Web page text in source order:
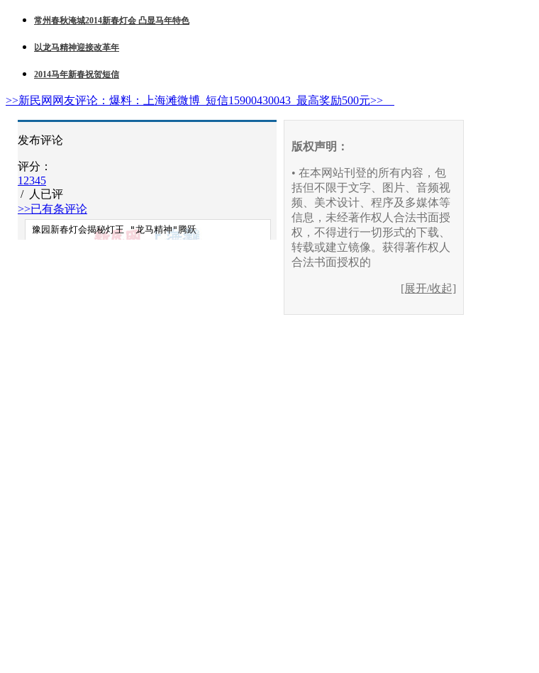
常州春秋淹城2014新春灯会 凸显马年特色
以龙马精神迎接改革年
2014马年新春祝贺短信
>>新民网网友评论： 爆料：上海滩微博 短信15900430043 最高奖励500元>>
发布评论
评分：
1 2345
/
人已评
>>已有条评论
版权声明：
• 在本网站刊登的所有内容，包
括但不限于文字、图片、音频视
频、美术设计、程序及多媒体等
信息，未经著作权人合法书面授
权，不得进行一切形式的下载、
转载或建立镜像。获得著作权人
合法书面授权的
[展开/收起]